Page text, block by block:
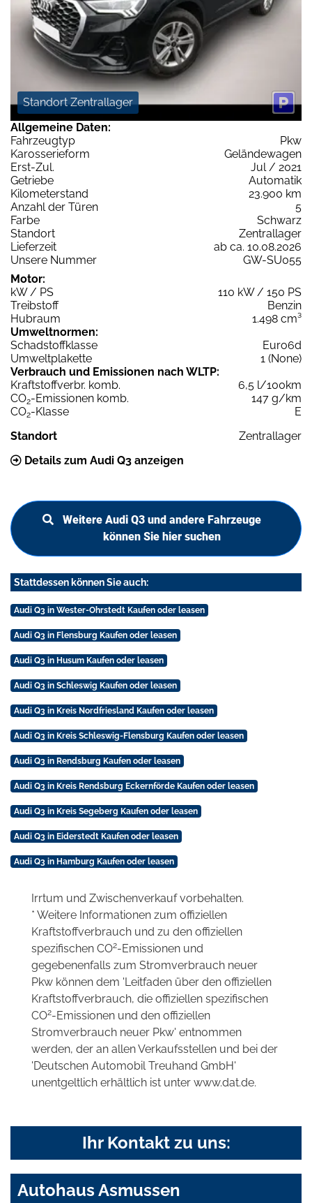
Standort Zentrallager
Allgemeine Daten:
Fahrzeugtyp
Pkw
Karosserieform
Geländewagen
Erst-Zul.
Jul / 2021
Getriebe
Automatik
Kilometerstand
23.900 km
Anzahl der Türen
5
Farbe
Schwarz
Standort
Zentrallager
Lieferzeit
ab ca. 10.08.2026
Unsere Nummer
GW-SU055
Motor:
kW / PS
110 kW / 150 PS
Treibstoff
Benzin
Hubraum
1.498 cm³
Umweltnormen:
Schadstoffklasse
Euro6d
Umweltplakette
1 (None)
Verbrauch und Emissionen nach WLTP:
Kraftstoffverbr. komb.
6,5 l/100km
CO2-Emissionen komb.
147 g/km
CO2-Klasse
E
Standort
Zentrallager
Details zum Audi Q3 anzeigen
Weitere Audi Q3 und andere Fahrzeuge
können Sie hier suchen
Stattdessen können Sie auch:
Audi Q3 in Wester-Ohrstedt Kaufen oder leasen
Audi Q3 in Flensburg Kaufen oder leasen
Audi Q3 in Husum Kaufen oder leasen
Audi Q3 in Schleswig Kaufen oder leasen
Audi Q3 in Kreis Nordfriesland Kaufen oder leasen
Audi Q3 in Kreis Schleswig-Flensburg Kaufen oder leasen
Audi Q3 in Rendsburg Kaufen oder leasen
Audi Q3 in Kreis Rendsburg Eckernförde Kaufen oder leasen
Audi Q3 in Kreis Segeberg Kaufen oder leasen
Audi Q3 in Eiderstedt Kaufen oder leasen
Audi Q3 in Hamburg Kaufen oder leasen
Irrtum und Zwischenverkauf vorbehalten.
* Weitere Informationen zum offiziellen
Kraftstoffverbrauch und zu den offiziellen
spezifischen CO2-Emissionen und
gegebenenfalls zum Stromverbrauch neuer
Pkw können dem 'Leitfaden über den offiziellen
Kraftstoffverbrauch, die offiziellen spezifischen
CO2-Emissionen und den offiziellen
Stromverbrauch neuer Pkw' entnommen
werden, der an allen Verkaufsstellen und bei der
'Deutschen Automobil Treuhand GmbH'
unentgeltlich erhältlich ist unter www.dat.de.
Ihr Kontakt zu uns:
Autohaus Asmussen